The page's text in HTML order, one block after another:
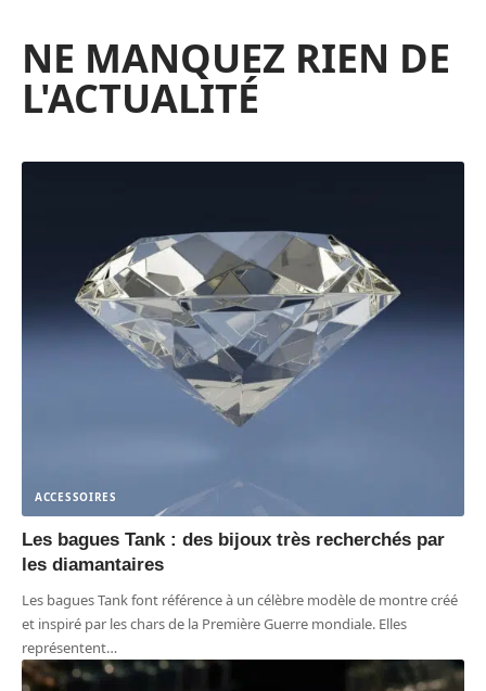
NE MANQUEZ RIEN DE
L'ACTUALITÉ
ACCESSOIRES
Les bagues Tank : des bijoux très recherchés par
les diamantaires
Les bagues Tank font référence à un célèbre modèle de montre créé
et inspiré par les chars de la Première Guerre mondiale. Elles
représentent…